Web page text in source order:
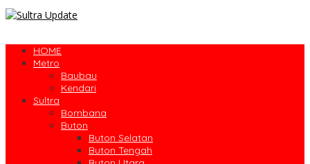
HOME
Metro
Baubau
Kendari
Sultra
Bombana
Buton
Buton Selatan
Buton Tengah